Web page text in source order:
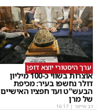
ערך היסטורי יוצא דופן
אוצרות בשווי כ-100 מיליון
דולר נחשפו בעיר: מכיפת
הבעש"ט ועד חפציו האישיים
של מרן
דב אייזנר |
16:17